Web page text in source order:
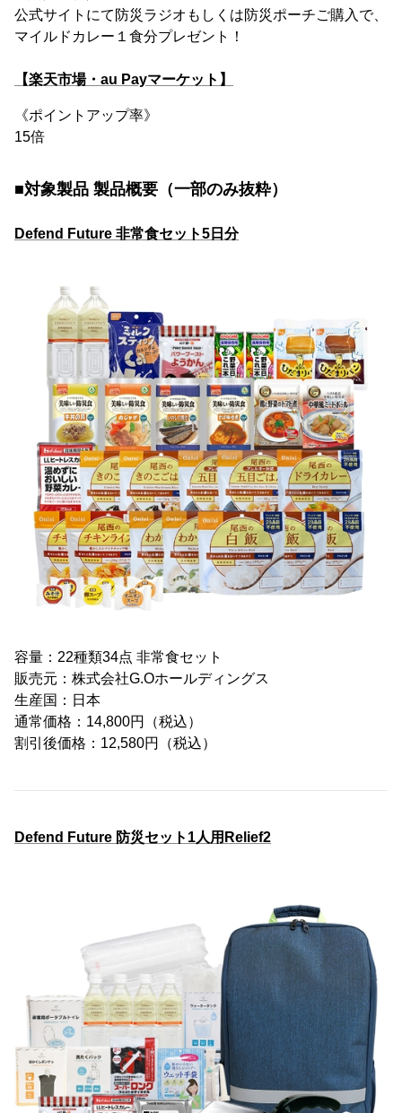
公式サイトにて防災ラジオもしくは防災ポーチご購入で、
マイルドカレー１食分プレゼント！
【楽天市場・au Payマーケット】
《ポイントアップ率》
15倍
■対象製品 製品概要（一部のみ抜粋）
Defend Future 非常食セット5日分
容量：22種類34点 非常食セット
販売元：株式会社G.Oホールディングス
生産国：日本
通常価格：14,800円（税込）
割引後価格：12,580円（税込）
Defend Future 防災セット1人用Relief2